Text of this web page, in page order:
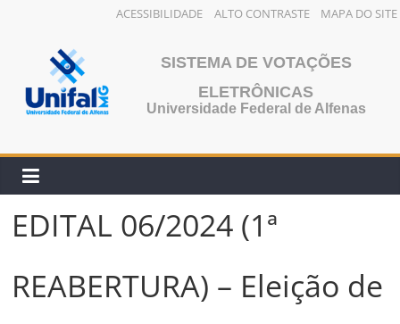
ACESSIBILIDADE ALTO CONTRASTE MAPA DO SITE
conteúdo
SISTEMA DE VOTAÇÕES
ELETRÔNICAS
Universidade Federal de Alfenas
EDITAL 06/2024 (1ª
REABERTURA) – Eleição de